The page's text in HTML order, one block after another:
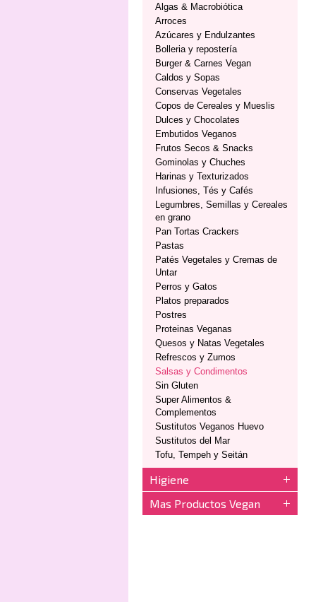
Algas & Macrobiótica
Arroces
Azúcares y Endulzantes
Bolleria y repostería
Burger & Carnes Vegan
Caldos y Sopas
Conservas Vegetales
Copos de Cereales y Mueslis
Dulces y Chocolates
Embutidos Veganos
Frutos Secos & Snacks
Gominolas y Chuches
Harinas y Texturizados
Infusiones, Tés y Cafés
Legumbres, Semillas y Cereales
en grano
Pan Tortas Crackers
Pastas
Patés Vegetales y Cremas de
Untar
Perros y Gatos
Platos preparados
Postres
Proteinas Veganas
Quesos y Natas Vegetales
Refrescos y Zumos
Salsas y Condimentos
Sin Gluten
Super Alimentos &
Complementos
Sustitutos Veganos Huevo
Sustitutos del Mar
Tofu, Tempeh y Seitán
Higiene
Mas Productos Vegan